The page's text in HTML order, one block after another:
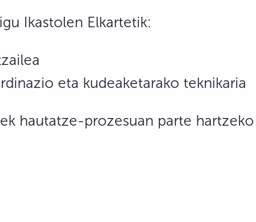
Ikastolen Elkartetik:
eta kudeaketarako teknikaria
hautatze-prozesuan parte